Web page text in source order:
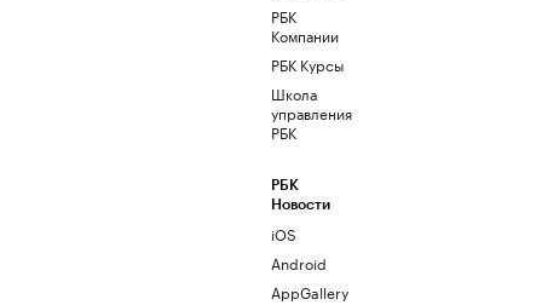
РБК
Компании
РБК Курсы
Школа
управления
РБК
РБК
Новости
iOS
Android
AppGallery